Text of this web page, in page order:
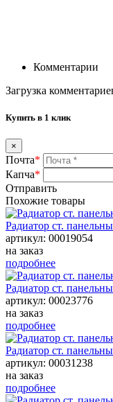
Комментарии
Загрузка
Купить в 1 клик
×
Почта*
Капча*
Отправить
Похожие товары
Радиатор ст.
артикул: 00019054
на заказ
подробнее
Радиатор ст.
артикул: 00023776
на заказ
подробнее
Радиатор ст.
артикул: 00031238
на заказ
подробнее